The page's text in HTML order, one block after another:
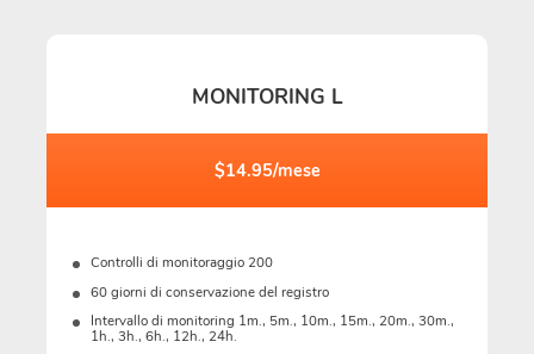
MONITORING L
$14.95/mese
Controlli di monitoraggio 200
60 giorni di conservazione del registro
Intervallo di monitoring 1m., 5m., 10m., 15m., 20m., 30m.,
1h., 3h., 6h., 12h., 24h.